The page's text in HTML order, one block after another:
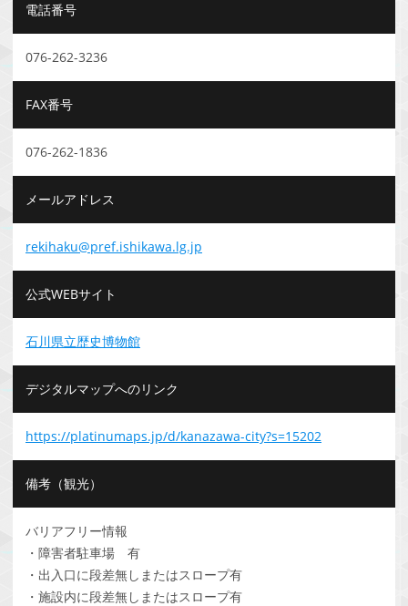
電話番号
076-262-3236
FAX番号
076-262-1836
メールアドレス
rekihaku@pref.ishikawa.lg.jp
公式WEBサイト
石川県立歴史博物館
デジタルマップへのリンク
https://platinumaps.jp/d/kanazawa-city?s=15202
備考（観光）
バリアフリー情報
・障害者駐車場 有
・出入口に段差無しまたはスロープ有
・施設内に段差無しまたはスロープ有